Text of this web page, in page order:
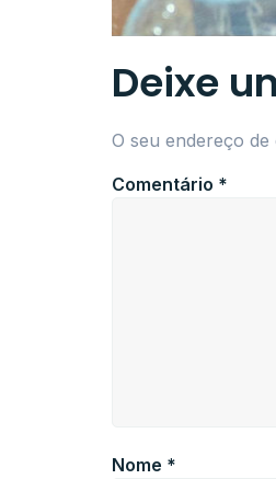
Deixe
O seu endereço
Comentário *
Nome *